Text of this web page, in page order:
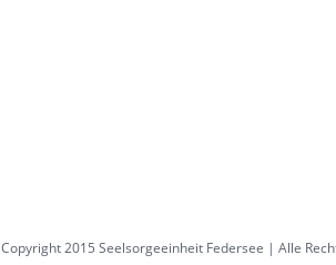
Copyright 2015 Seelsorgeeinheit Federsee | Alle